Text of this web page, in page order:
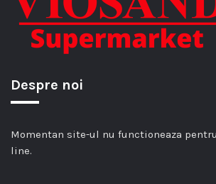
Despre noi
Momentan site-ul nu functioneaza
line.